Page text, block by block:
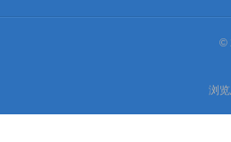
©
浏